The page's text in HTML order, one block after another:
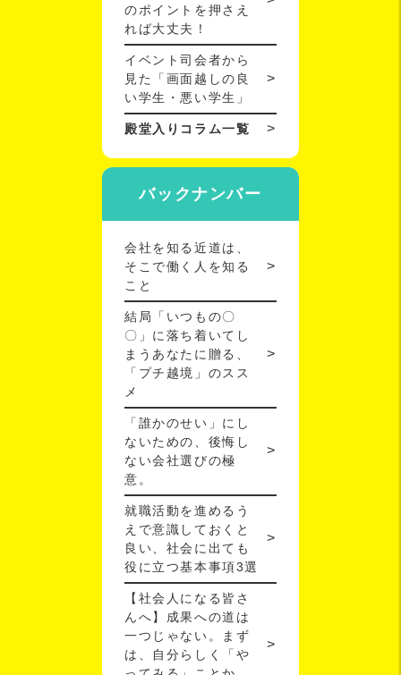
のポイントを押さえ
れば大丈夫！
イベント司会者から
見た「画面越しの良
い学生・悪い学生」
殿堂入りコラム一覧
バックナンバー
会社を知る近道は、
そこで働く人を知る
こと
結局「いつもの〇
〇」に落ち着いてし
まうあなたに贈る、
「プチ越境」のスス
メ
「誰かのせい」にし
ないための、後悔し
ない会社選びの極
意。
就職活動を進めるう
えで意識しておくと
良い、社会に出ても
役に立つ基本事項3選
【社会人になる皆さ
んへ】成果への道は
一つじゃない。まず
は、自分らしく「や